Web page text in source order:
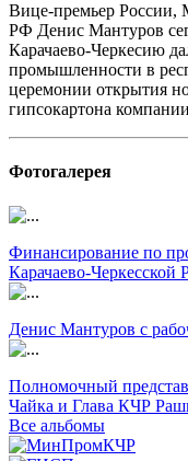
Вице-премьер России,
РФ Денис Мантуров
Карачаево-Черкесию
промышленности в
церемонии открытия
гипсокартона
Фотогалерея
Финансирование по
Карачаево-Черкесской
Денис Мантуров с
Полномочный
Чайка и Глава КЧР
Все альбомы